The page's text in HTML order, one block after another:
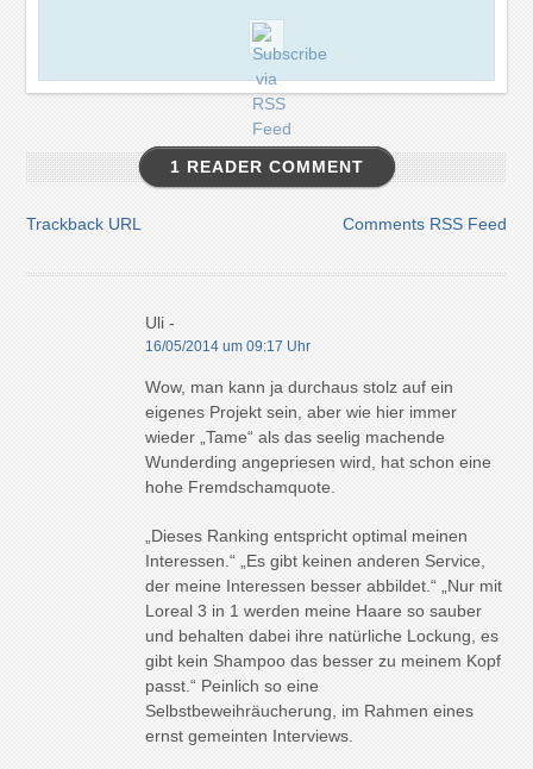
1 READER COMMENT
Trackback URL Comments RSS Feed
Uli -
16/05/2014 um 09:17 Uhr
Wow, man kann ja durchaus stolz auf ein
eigenes Projekt sein, aber wie hier immer
wieder „Tame“ als das seelig machende
Wunderding angepriesen wird, hat schon eine
hohe Fremdschamquote.
„Dieses Ranking entspricht optimal meinen
Interessen.“ „Es gibt keinen anderen Service,
der meine Interessen besser abbildet.“ „Nur mit
Loreal 3 in 1 werden meine Haare so sauber
und behalten dabei ihre natürliche Lockung, es
gibt kein Shampoo das besser zu meinem Kopf
passt.“ Peinlich so eine
Selbstbeweihräucherung, im Rahmen eines
ernst gemeinten Interviews.